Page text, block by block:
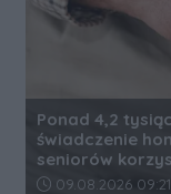
Ponad 4,2
świadczenie
seniorów
Data dodania
09.08.2026 09:21